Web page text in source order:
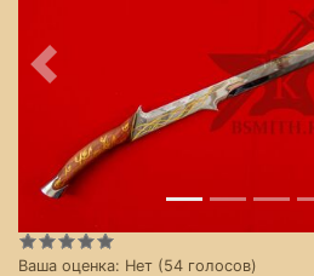
Предыдущее
Ваша оценка: Нет (54 голосов)